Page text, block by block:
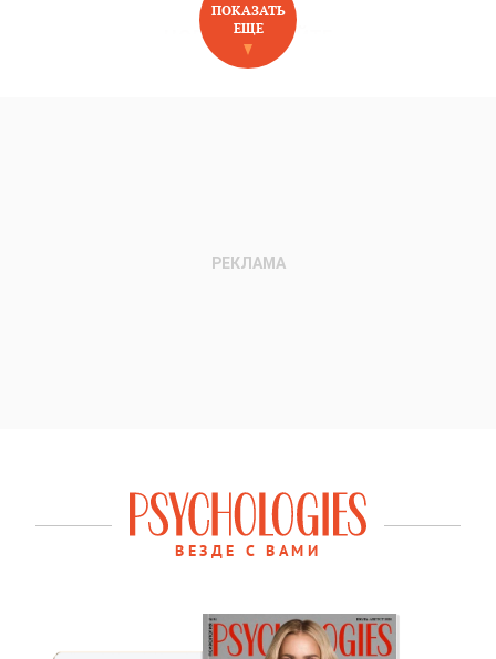
НОВОЕ НА САЙТЕ
ПОКАЗАТЬ
ЕЩЕ
ВЕЗДЕ С ВАМИ